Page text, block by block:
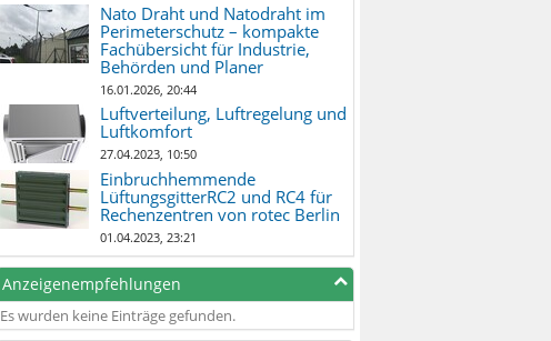
Nato Draht und Natodraht im
Perimeterschutz – kompakte
Fachübersicht für Industrie,
Behörden und Planer
16.01.2026, 20:44
Luftverteilung, Luftregelung und
Luftkomfort
27.04.2023, 10:50
Einbruchhemmende
LüftungsgitterRC2 und RC4 für
Rechenzentren von rotec Berlin
01.04.2023, 23:21
Anzeigenempfehlungen
Es wurden keine Einträge gefunden.